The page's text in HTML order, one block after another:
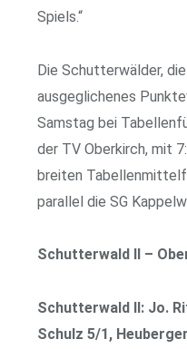
Spiels.“
Die Schutterwälder,
ausgeglichenes
Samstag bei
der TV Oberkirch, mit
breiten
parallel die SG
Schutterwald II –
Schutterwald II: Jo.
Schulz 5/1,